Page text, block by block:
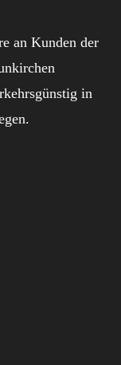
an Kunden der
in